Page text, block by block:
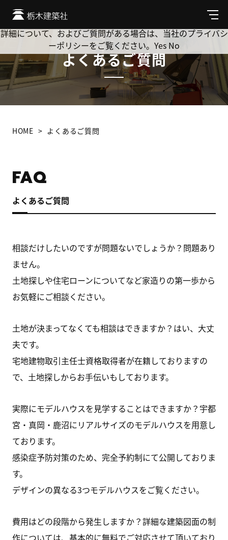
メ
ニ
ュ
よくあるご質問
HOME よくあるご質問
FAQ
よくあるご質問
相談だけしたいのですが問題ないでしょうか？問題あり
ません。
土地探しや住宅ローンについてなど家造りの第一歩から
お気軽にご相談ください。
土地が決まってなくても相談はできますか？はい、大丈
夫です。
宅地建物取引主任士資格取得者が在籍しておりますの
で、土地探しからお手伝いもしております。
実際にモデルハウスを見学することはできますか？宇都
宮・真岡・鹿沼にリアルサイズのモデルハウスを用意し
ております。
感染症予防対策のため、完全予約制にて公開しておりま
す。
デザインの異なる3つモデルハウスをご覧ください。
費用はどの段階から発生しますか？詳細な建築図面の制
作については、基本的に無料でご対応させて頂いており
Cookie を使用して、お客様の活動を追跡してもよろしいです
か? 当社ではお客様のプライバシーを極めて重視しています。
詳細について、およびご質問がある場合は、当社のプライバシ
ーポリシーをご覧ください。 Yes No